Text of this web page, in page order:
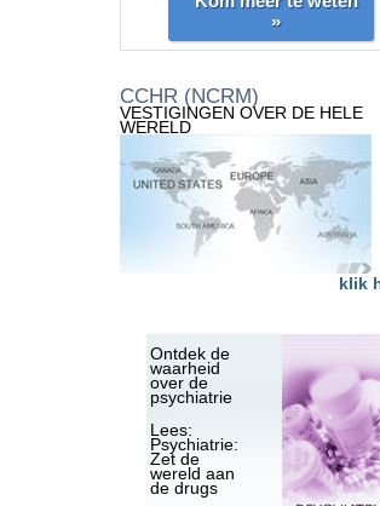
»
CCHR (NCRM)
VESTIGINGEN OVER DE HELE
WERELD
klik
Ontdek de
waarheid
over de
psychiatrie
Lees:
Psychiatrie:
Zet de
wereld aan
de drugs